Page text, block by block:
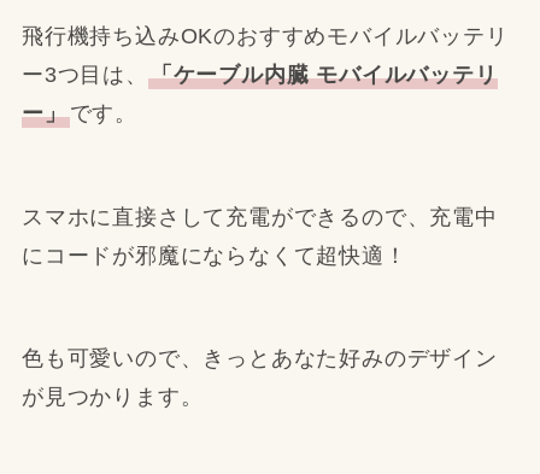
飛行機持ち込みOKのおすすめモバイルバッテリ
ー3つ目は、 「ケーブル内臓 モバイルバッテリ
ー」です。
スマホに直接さして充電ができるので、充電中
にコードが邪魔にならなくて超快適！
色も可愛いので、きっとあなた好みのデザイン
が見つかります。